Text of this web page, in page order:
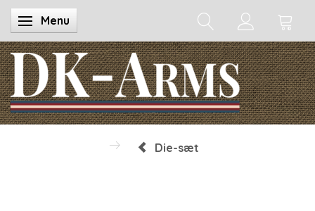
Skifte navigation
Menu
Die-sæt